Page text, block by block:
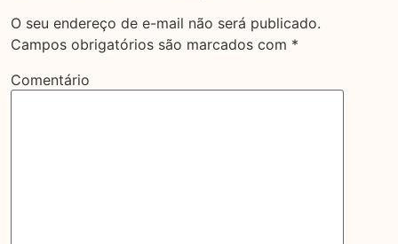
O seu endereço de e-mail não será publicado.
Campos obrigatórios são marcados com *
Comentário